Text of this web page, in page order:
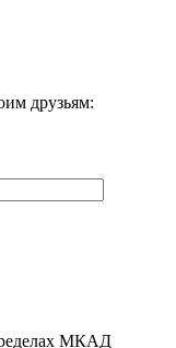
друзьям:
МКАД